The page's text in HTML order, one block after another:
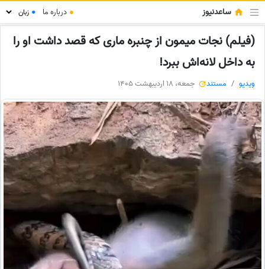
ساعدنیوز ● درباره ما ●
(فیلم) نجات میمون از چنبره ماری که قصد داشت او را
به داخل لانه‌اش ببرد!
ویدیو مستند جمعه، 18 اردیبهشت 1405